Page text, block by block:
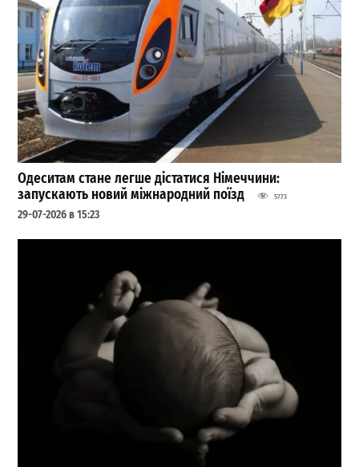
Одеситам стане легше дістатися Німеччини:
запускають новий міжнародний поїзд
5773
29-07-2026 в 15:23